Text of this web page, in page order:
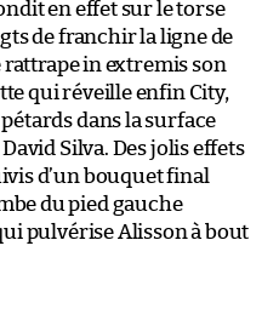
en effet sur le torse
de franchir la ligne de
in extremis son
qui réveille enfin City,
dans la surface
Silva. Des jolis effets
d’un bouquet final
du pied gauche
pulvérise Alisson à bout